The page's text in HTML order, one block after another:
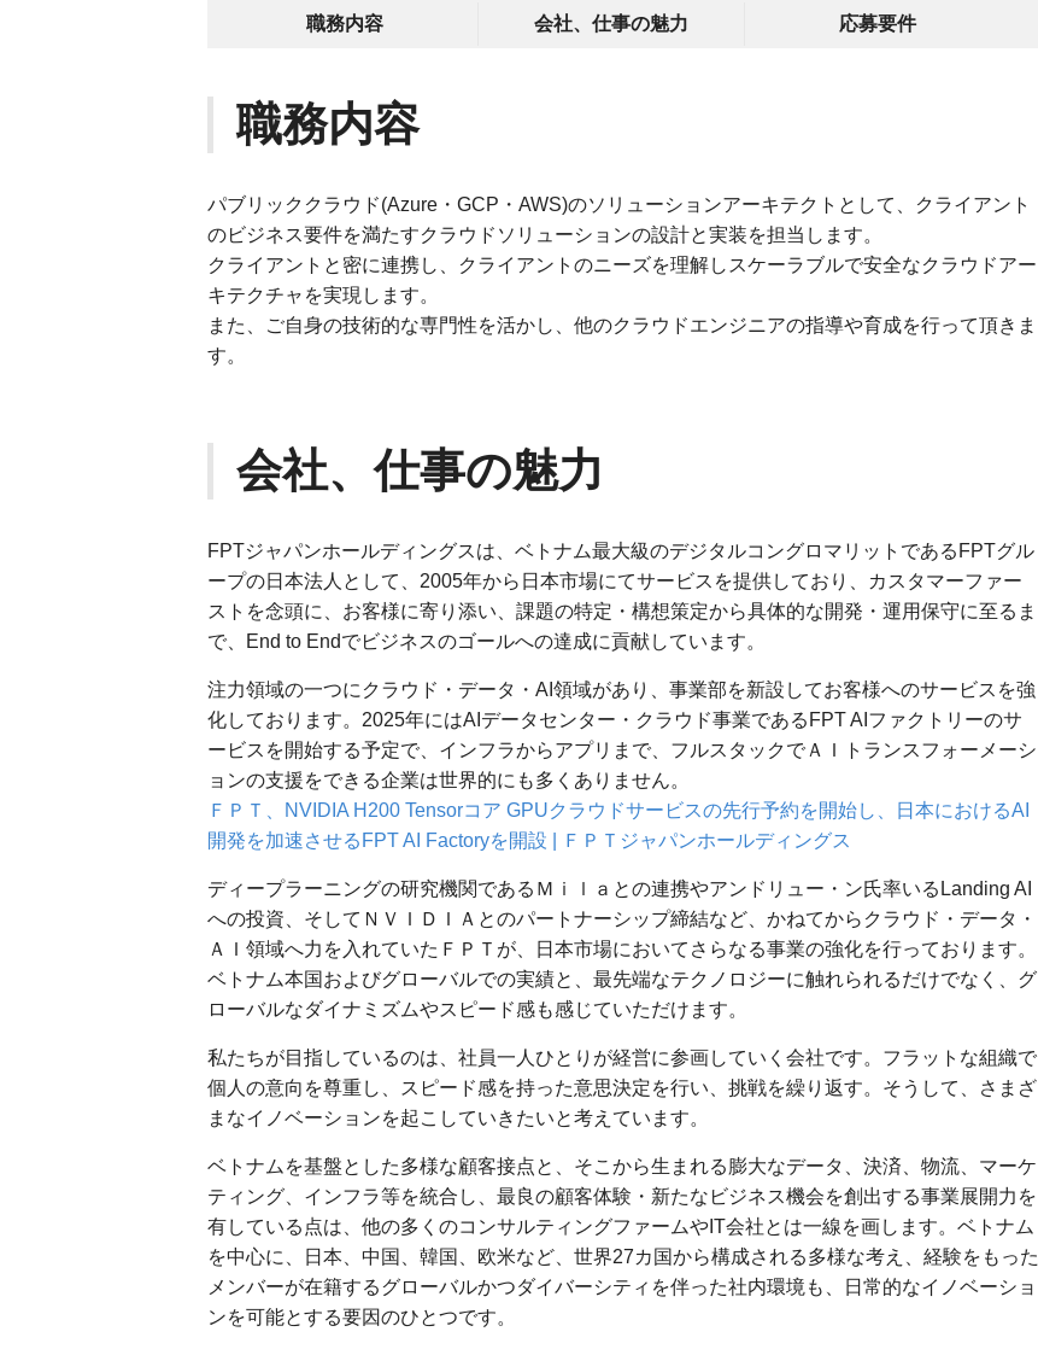
職務内容 会社、仕事の魅力 応募要件
職務内容
パブリッククラウド(Azure・GCP・AWS)のソリューションアーキテクトとして、クライアント
のビジネス要件を満たすクラウドソリューションの設計と実装を担当します。
クライアントと密に連携し、クライアントのニーズを理解しスケーラブルで安全なクラウドアー
キテクチャを実現します。
また、ご自身の技術的な専門性を活かし、他のクラウドエンジニアの指導や育成を行って頂きま
す。
会社、仕事の魅力
FPTジャパンホールディングスは、ベトナム最大級のデジタルコングロマリットであるFPTグル
ープの日本法人として、2005年から日本市場にてサービスを提供しており、カスタマーファー
ストを念頭に、お客様に寄り添い、課題の特定・構想策定から具体的な開発・運用保守に至るま
で、End to Endでビジネスのゴールへの達成に貢献しています。
注力領域の一つにクラウド・データ・AI領域があり、事業部を新設してお客様へのサービスを強
化しております。2025年にはAIデータセンター・クラウド事業であるFPT AIファクトリーのサ
ービスを開始する予定で、インフラからアプリまで、フルスタックでＡＩトランスフォーメーシ
ョンの支援をできる企業は世界的にも多くありません。
ＦＰＴ、NVIDIA H200 Tensorコア GPUクラウドサービスの先行予約を開始し、日本におけるAI
開発を加速させるFPT AI Factoryを開設 | ＦＰＴジャパンホールディングス
ディープラーニングの研究機関であるＭｉｌａとの連携やアンドリュー・ン氏率いるLanding AI
への投資、そしてＮＶＩＤＩＡとのパートナーシップ締結など、かねてからクラウド・データ・
ＡＩ領域へ力を入れていたＦＰＴが、日本市場においてさらなる事業の強化を行っております。
ベトナム本国およびグローバルでの実績と、最先端なテクノロジーに触れられるだけでなく、グ
ローバルなダイナミズムやスピード感も感じていただけます。
私たちが目指しているのは、社員一人ひとりが経営に参画していく会社です。フラットな組織で
個人の意向を尊重し、スピード感を持った意思決定を行い、挑戦を繰り返す。そうして、さまざ
まなイノベーションを起こしていきたいと考えています。
ベトナムを基盤とした多様な顧客接点と、そこから生まれる膨大なデータ、決済、物流、マーケ
ティング、インフラ等を統合し、最良の顧客体験・新たなビジネス機会を創出する事業展開力を
有している点は、他の多くのコンサルティングファームやIT会社とは一線を画します。ベトナム
を中心に、日本、中国、韓国、欧米など、世界27カ国から構成される多様な考え、経験をもった
メンバーが在籍するグローバルかつダイバーシティを伴った社内環境も、日常的なイノベーショ
ンを可能とする要因のひとつです。